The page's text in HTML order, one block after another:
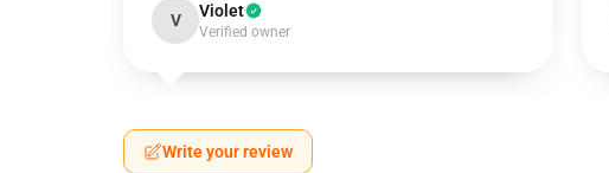
V Violet
Verified owner
Write your review